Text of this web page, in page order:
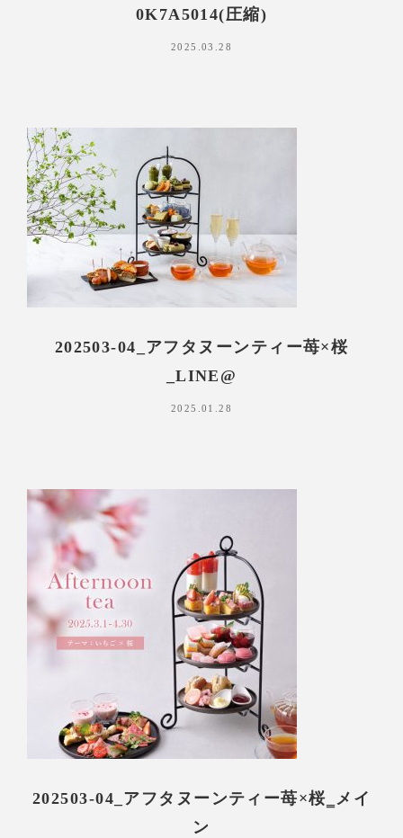
0K7A5014(圧縮)
2025.03.28
202503-04_アフタヌーンティー苺×桜
_LINE@
2025.01.28
202503-04_アフタヌーンティー苺×桜‗メイ
ン